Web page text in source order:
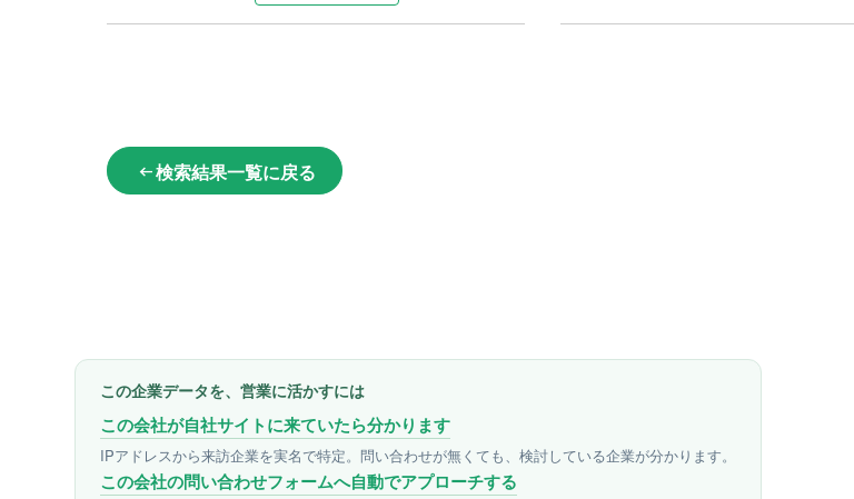
arrow_left_alt検索結果一覧に戻る
この企業データを、営業に活かすには
この会社が自社サイトに来ていたら分かります
IPアドレスから来訪企業を実名で特定。問い合わせが無くても、検討している企業が分かります。
この会社の問い合わせフォームへ自動でアプローチする